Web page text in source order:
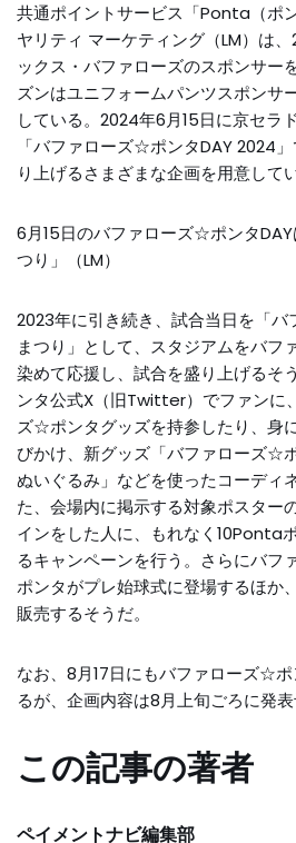
共通ポイントサービス「Ponta（ポ
ヤリティ マーケティング（LM）は
ックス・バファローズのスポンサー
ズンはユニフォームパンツスポンサ
している。2024年6月15日に京セラ
「バファローズ☆ポンタDAY 2024
り上げるさまざまな企画を用意して
6月15日のバファローズ☆ポンタ
つり」（LM）
2023年に引き続き、試合当日を「
まつり」として、スタジアムをバ
染めて応援し、試合を盛り上げるそ
ンタ公式X（旧Twitter）でファンに
ズ☆ポンタグッズを持参したり、身
びかけ、新グッズ「バファローズ☆
ぬいぐるみ」などを使ったコーディ
た、会場内に掲示する対象ポスター
インをした人に、もれなく10Ponta
るキャンペーンを行う。さらにバ
ポンタがプレ始球式に登場するほか
販売するそうだ。
なお、8月17日にもバファローズ☆
るが、企画内容は8月上旬ごろに発表
この記事の著者
ペイメントナビ編集部